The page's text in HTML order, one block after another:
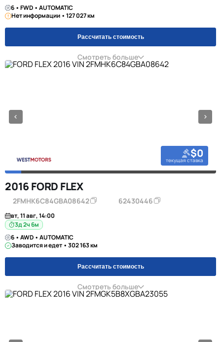
6 • FWD • AUTOMATIC
Нет информации • 127 027 км
Рассчитать стоимость
Смотреть больше
$0
текущая ставка
2016 FORD FLEX
2FMHK6C84GBA08642 62430446
вт, 11 авг, 14:00
3д 2ч 6м
6 • AWD • AUTOMATIC
Заводится и едет • 302 163 км
Рассчитать стоимость
Смотреть больше